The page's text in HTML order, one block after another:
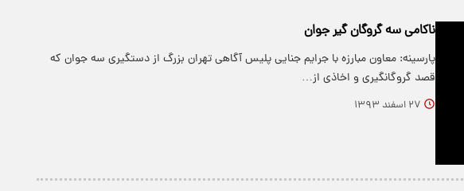
ناکامی سه گروگان گیر جوان
پارسینه: معاون مبارزه با جرایم جنایی پلیس آگاهی تهران بزرگ از دستگیری سه جوان که
قصد گروگانگیری و اخاذی از…
۲۷ اسفند ۱۳۹۳